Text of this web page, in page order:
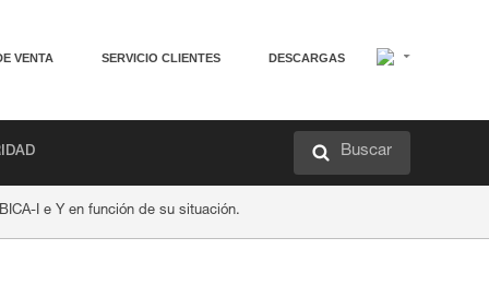
VENTA SERVICIO CLIENTES DESCARGAS
Buscar
I e Y en función de su situación.